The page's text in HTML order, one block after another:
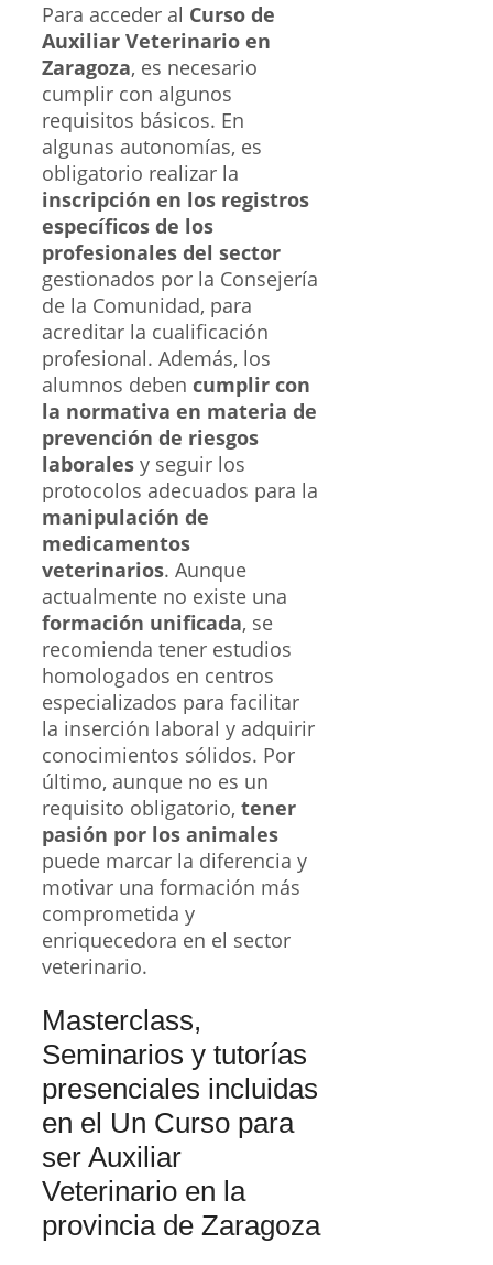
Para acceder al Curso de
Auxiliar Veterinario en
Zaragoza, es necesario
cumplir con algunos
requisitos básicos. En
algunas autonomías, es
obligatorio realizar la
inscripción en los registros
específicos de los
profesionales del sector
gestionados por la Consejería
de la Comunidad, para
acreditar la cualificación
profesional. Además, los
alumnos deben cumplir con
la normativa en materia de
prevención de riesgos
laborales y seguir los
protocolos adecuados para la
manipulación de
medicamentos
veterinarios. Aunque
actualmente no existe una
formación unificada, se
recomienda tener estudios
homologados en centros
especializados para facilitar
la inserción laboral y adquirir
conocimientos sólidos. Por
último, aunque no es un
requisito obligatorio, tener
pasión por los animales
puede marcar la diferencia y
motivar una formación más
comprometida y
enriquecedora en el sector
veterinario.
Masterclass,
Seminarios y tutorías
presenciales incluidas
en el Un Curso para
ser Auxiliar
Veterinario en la
provincia de Zaragoza